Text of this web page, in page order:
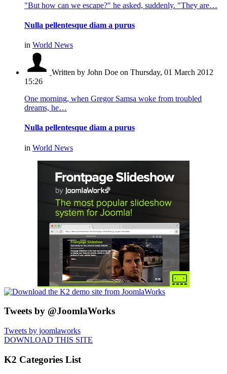
"But how can we escape?" he asked, suddenly. "They are…
Nulla pellentesque diam a purus
in World News
Written by John Doe on Thursday, 01 March 2012
15:26
One morning, when Gregor Samsa woke from troubled
dreams, he…
Nulla pellentesque diam a purus
in World News
Tweets by @JoomlaWorks
Tweets by joomlaworks
DOWNLOAD THIS SITE
K2 Categories List